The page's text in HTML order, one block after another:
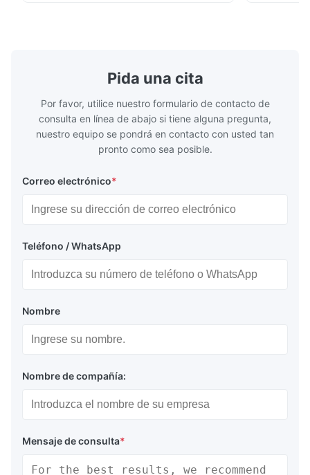
Pida una cita
Por favor, utilice nuestro formulario de contacto de
consulta en línea de abajo si tiene alguna pregunta,
nuestro equipo se pondrá en contacto con usted tan
pronto como sea posible.
Correo electrónico*
Teléfono / WhatsApp
Nombre
Nombre de compañía:
Mensaje de consulta*